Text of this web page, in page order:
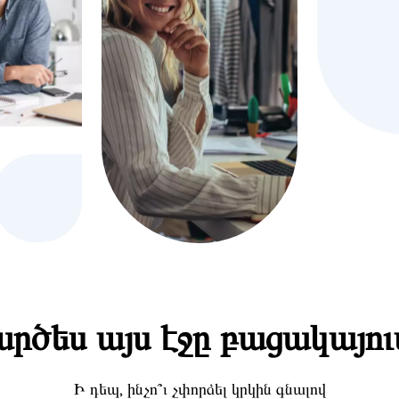
այս էջը
Ի դեպ, ինչո՞ւ չփորձել կրկին գնալով